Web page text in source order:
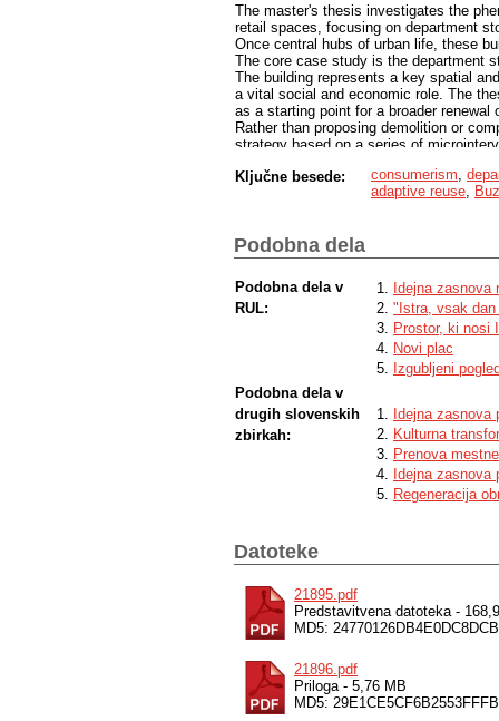
The master's thesis investigates the
retail spaces, focusing on department
Once central hubs of urban life, these
The core case study is the department
The building represents a key spatial
a vital social and economic role. The
as a starting point for a broader renewal
Rather than proposing demolition or
strategy based on a series of
encouraging informal encounters,
In this context, the department store is
Ključne besede: consumerism
adaptive reuse
Podobna dela
Podobna dela v
RUL:
Idejna
"Istra, vsak dan
Prostor, ki nosi
Novi plac
Izgubljeni
Podobna dela v
drugih slovenskih
zbirkah:
Idejna
Kulturna
Prenova
Idejna
Regeneracija
Datoteke
21895.pdf
Predstavitvena datoteka -
MD5:
21896.pdf
Priloga - 5,76 MB
MD5: